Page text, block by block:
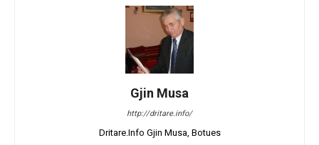
Gjin Musa
http://dritare.info/
Dritare.Info Gjin Musa, Botues